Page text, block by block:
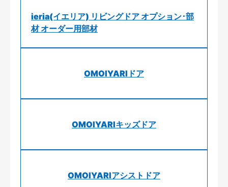
ieria(イエリア) リビングドア オプション･部
材 オーダー用部材
OMOIYARIドア
OMOIYARIキッズドア
OMOIYARIアシストドア